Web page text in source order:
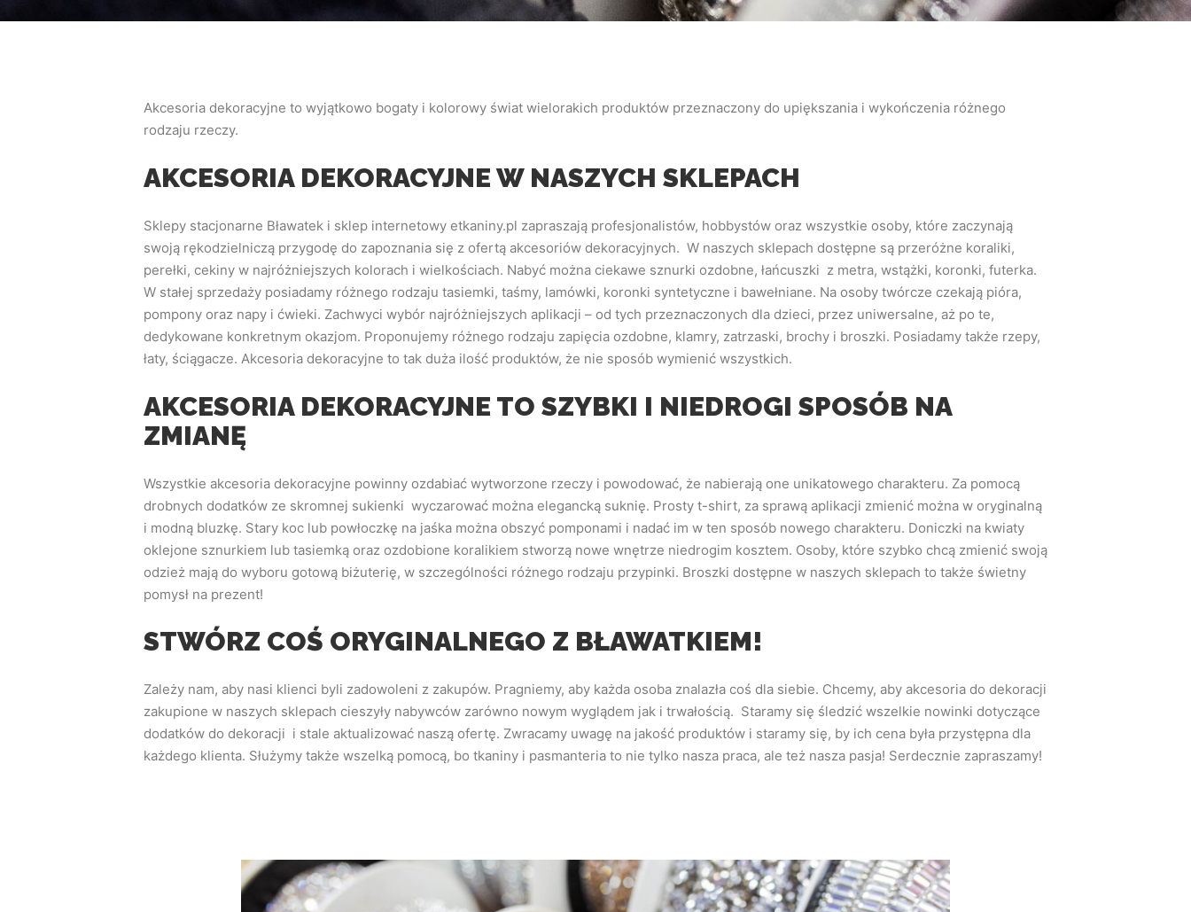
Akcesoria dekoracyjne to wyjątkowo bogaty i kolorowy świat wielorakich produktów przeznaczony do upiększania i wykończenia różnego
rodzaju rzeczy.
AKCESORIA DEKORACYJNE W NASZYCH SKLEPACH
Sklepy stacjonarne Bławatek i sklep internetowy etkaniny.pl zapraszają profesjonalistów, hobbystów oraz wszystkie osoby, które zaczynają
swoją rękodzielniczą przygodę do zapoznania się z ofertą akcesoriów dekoracyjnych. W naszych sklepach dostępne są przeróżne koraliki,
perełki, cekiny w najróżniejszych kolorach i wielkościach. Nabyć można ciekawe sznurki ozdobne, łańcuszki z metra, wstążki, koronki, futerka.
W stałej sprzedaży posiadamy różnego rodzaju tasiemki, taśmy, lamówki, koronki syntetyczne i bawełniane. Na osoby twórcze czekają pióra,
pompony oraz napy i ćwieki. Zachwyci wybór najróżniejszych aplikacji – od tych przeznaczonych dla dzieci, przez uniwersalne, aż po te,
dedykowane konkretnym okazjom. Proponujemy różnego rodzaju zapięcia ozdobne, klamry, zatrzaski, brochy i broszki. Posiadamy także rzepy,
łaty, ściągacze. Akcesoria dekoracyjne to tak duża ilość produktów, że nie sposób wymienić wszystkich.
AKCESORIA DEKORACYJNE TO SZYBKI I NIEDROGI SPOSÓB NA
ZMIANĘ
Wszystkie akcesoria dekoracyjne powinny ozdabiać wytworzone rzeczy i powodować, że nabierają one unikatowego charakteru. Za pomocą
drobnych dodatków ze skromnej sukienki wyczarować można elegancką suknię. Prosty t-shirt, za sprawą aplikacji zmienić można w oryginalną
i modną bluzkę. Stary koc lub powłoczkę na jaśka można obszyć pomponami i nadać im w ten sposób nowego charakteru. Doniczki na kwiaty
oklejone sznurkiem lub tasiemką oraz ozdobione koralikiem stworzą nowe wnętrze niedrogim kosztem. Osoby, które szybko chcą zmienić swoją
odzież mają do wyboru gotową biżuterię, w szczególności różnego rodzaju przypinki. Broszki dostępne w naszych sklepach to także świetny
pomysł na prezent!
STWÓRZ COŚ ORYGINALNEGO Z BŁAWATKIEM!
Zależy nam, aby nasi klienci byli zadowoleni z zakupów. Pragniemy, aby każda osoba znalazła coś dla siebie. Chcemy, aby akcesoria do dekoracji
zakupione w naszych sklepach cieszyły nabywców zarówno nowym wyglądem jak i trwałością. Staramy się śledzić wszelkie nowinki dotyczące
dodatków do dekoracji i stale aktualizować naszą ofertę. Zwracamy uwagę na jakość produktów i staramy się, by ich cena była przystępna dla
każdego klienta. Służymy także wszelką pomocą, bo tkaniny i pasmanteria to nie tylko nasza praca, ale też nasza pasja! Serdecznie zapraszamy!